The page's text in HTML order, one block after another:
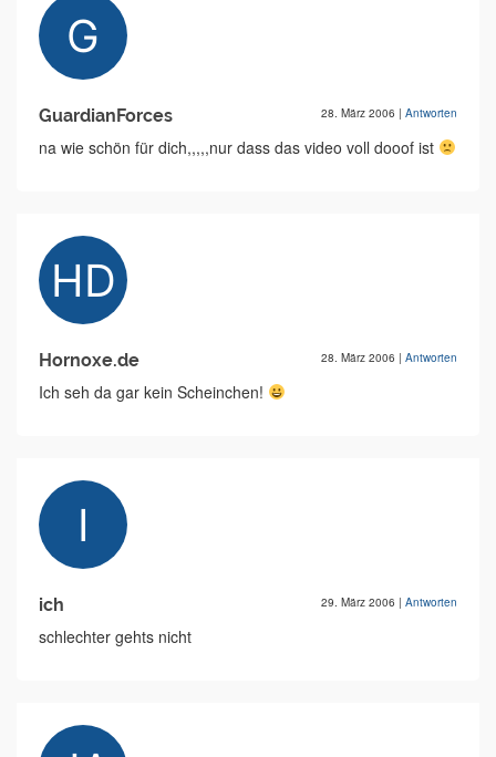
GuardianForces 28. März 2006 | Antworten
na wie schön für dich,,,,,nur dass das video voll dooof ist
Hornoxe.de 28. März 2006 | Antworten
Ich seh da gar kein Scheinchen!
ich 29. März 2006 | Antworten
schlechter gehts nicht